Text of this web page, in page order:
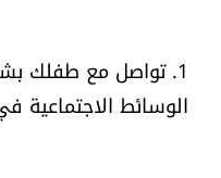
1. تواصل مع طفلك
الوسائط الاجتماعية